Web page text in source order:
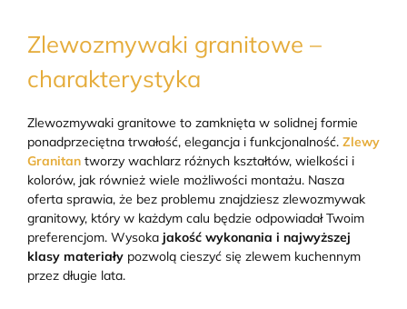
Zlewozmywaki granitowe –
charakterystyka
Zlewozmywaki granitowe to zamknięta w solidnej formie
ponadprzeciętna trwałość, elegancja i funkcjonalność. Zlewy
Granitan tworzy wachlarz różnych kształtów, wielkości i
kolorów, jak również wiele możliwości montażu. Nasza
oferta sprawia, że bez problemu znajdziesz zlewozmywak
granitowy, który w każdym calu będzie odpowiadał Twoim
preferencjom. Wysoka jakość wykonania i najwyższej
klasy materiały pozwolą cieszyć się zlewem kuchennym
przez długie lata.